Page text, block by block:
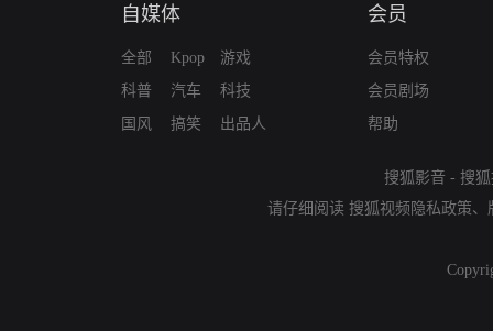
自媒体
全部
科普
国风
Kpop
汽车
搞笑
游戏
科技
出品人
会员
会员特权
会员剧场
帮助
搜狐影音 - 搜
请仔细阅读 搜狐视频隐私政策、